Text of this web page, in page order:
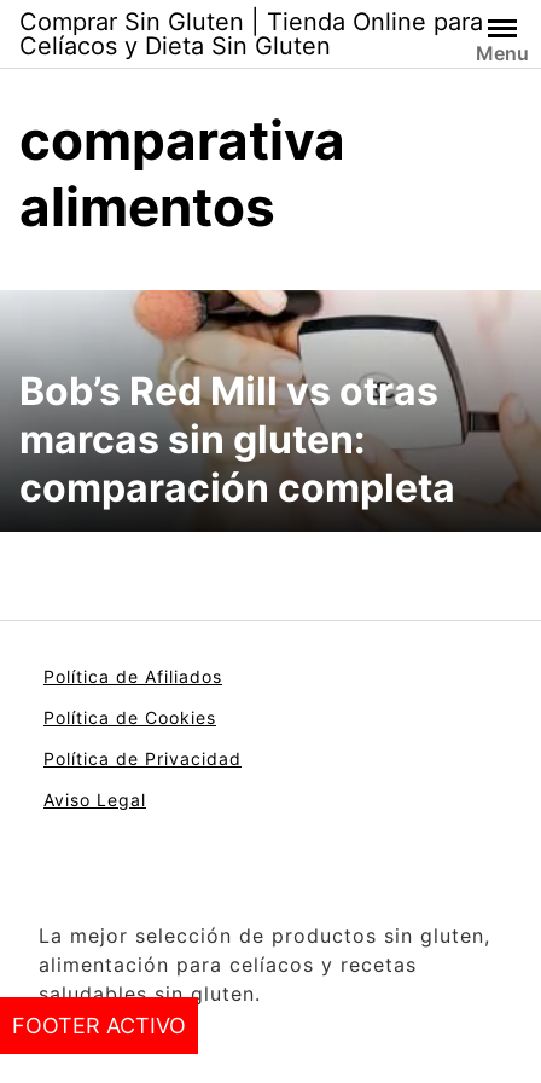
Skip
content
Comprar Sin Gluten | Tienda Online para
Celíacos y Dieta Sin Gluten
Menu
comparativa
alimentos
Bob’s Red Mill vs otras
marcas sin gluten:
comparación completa
Política de Afiliados
Política de Cookies
Política de Privacidad
Aviso Legal
La mejor selección de productos sin gluten,
alimentación para celíacos y recetas
saludables sin gluten.
FOOTER ACTIVO